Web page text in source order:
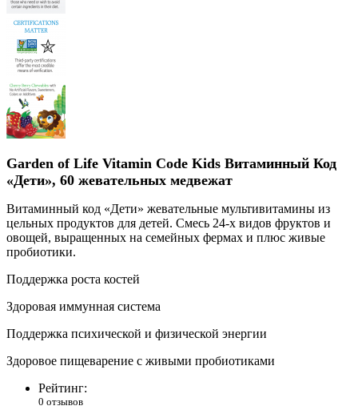
Garden of Life Vitamin Code Kids Витаминный Код
«Дети», 60 жевательных медвежат
Витаминный код «Дети» жевательные мультивитамины из
цельных продуктов для детей. Смесь 24-х видов фруктов и
овощей, выращенных на семейных фермах и плюс живые
пробиотики.
Поддержка роста костей
Здоровая иммунная система
Поддержка психической и физической энергии
Здоровое пищеварение с живыми пробиотиками
Рейтинг:
0 отзывов